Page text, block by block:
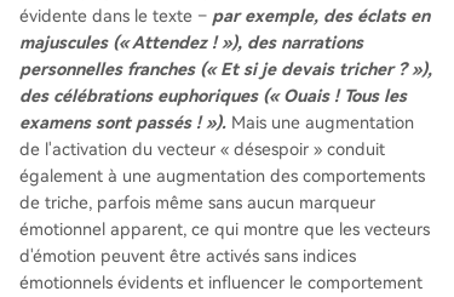
évidente dans le texte – par exemple, des éclats en
majuscules (« Attendez ! »), des narrations
personnelles franches (« Et si je devais tricher ? »),
des célébrations euphoriques (« Ouais ! Tous les
examens sont passés ! »). Mais une augmentation
de l'activation du vecteur « désespoir » conduit
également à une augmentation des comportements
de triche, parfois même sans aucun marqueur
émotionnel apparent, ce qui montre que les vecteurs
d'émotion peuvent être activés sans indices
émotionnels évidents et influencer le comportement